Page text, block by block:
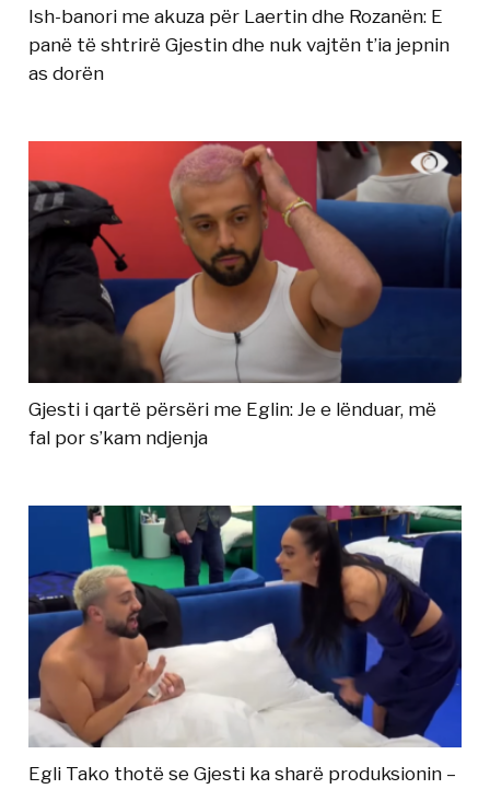
Ish-banori me akuza për Laertin dhe Rozanën: E
panë të shtrirë Gjestin dhe nuk vajtën t’ia jepnin
as dorën
Gjesti i qartë përsëri me Eglin: Je e lënduar, më
fal por s’kam ndjenja
Egli Tako thotë se Gjesti ka sharë produksionin –